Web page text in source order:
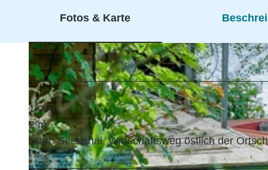
Fotos & Karte
1:00 h
2 m
Start: Seekanal, Wirtschaftsweg östlich der